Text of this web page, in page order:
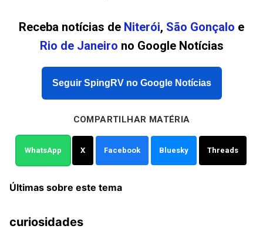
Receba notícias de Niterói, São Gonçalo e
Rio de Janeiro no Google Notícias
Seguir SpingRV no Google Notícias
COMPARTILHAR MATÉRIA
WhatsApp X Facebook Bluesky Threads
Últimas sobre este tema
curiosidades